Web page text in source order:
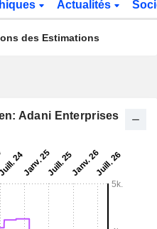
Actualités
des Estimations
Adani Enterprises